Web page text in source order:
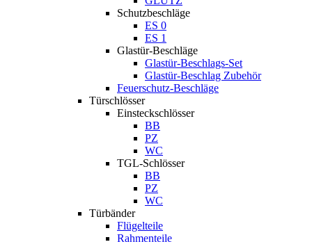
Schutzbeschläge
ES 0
ES 1
Glastür-Beschläge
Glastür-Beschlags-Set
Glastür-Beschlag Zubehör
Feuerschutz-Beschläge
Türschlösser
Einsteckschlösser
BB
PZ
WC
TGL-Schlösser
BB
PZ
WC
Türbänder
Flügelteile
Rahmenteile